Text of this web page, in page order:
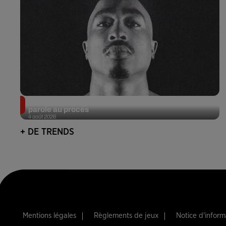
4 août 2026
parole au procès
+ DE TRENDS
Mentions légales Règlements de jeux Notice